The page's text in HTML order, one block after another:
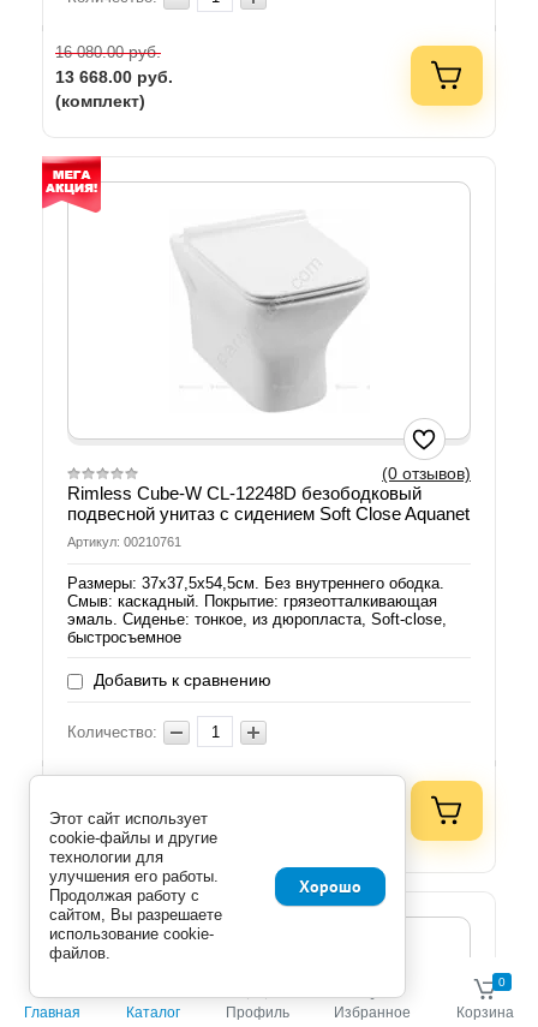
16 080.00руб.
13 668.00 руб.
(комплект)
(0 отзывов)
Rimless Cube-W CL-12248D безободковый
подвесной унитаз с сидением Soft Close Aquanet
Артикул: 00210761
Размеры: 37х37,5х54,5см. Без внутреннего ободка.
Смыв: каскадный. Покрытие: грязеотталкивающая
эмаль. Сиденье: тонкое, из дюропласта, Soft-close,
быстросъемное
Добавить к сравнению
Количество:
8 770.30руб.
(комплект)
Главная Каталог Профиль Избранное
0
Корзина
Этот сайт использует
cookie-файлы и другие
технологии для
улучшения его работы.
Продолжая работу с
сайтом, Вы разрешаете
использование cookie-
файлов.
Хорошо